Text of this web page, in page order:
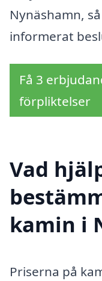
Nynäshamn,
informerat
Få 3
förpliktelser
Vad
kamin i
Priserna på